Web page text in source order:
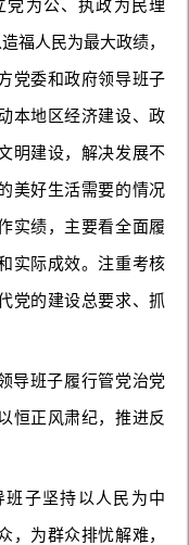
党为公、执政为民理
福人民为最大政绩，
党委和政府领导班子
本地区经济建设、政
明建设，解决发展不
美好生活需要的情况
实绩，主要看全面履
实际成效。注重考核
党的建设总要求、抓
导班子履行管党治党
恒正风肃纪，推进反
班子坚持以人民为中
，为群众排忧解难，